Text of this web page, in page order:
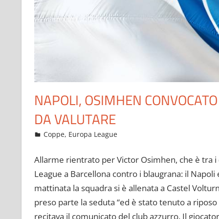
NAPOLI, OSIMHEN
DA VALUTARE
Febbraio 17, 2022
admin
Coppe, Europa League
Allarme rientrato per Victor Osimhen, che è tra
League a Barcellona contro i blaugrana: il
mattinata la squadra si è allenata a Castel
preso parte la seduta “ed è stato tenuto a
recitava il comunicato del club azzurro. Il